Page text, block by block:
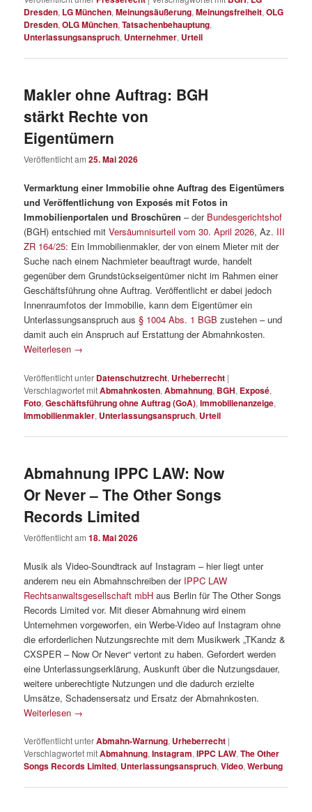
Dresden, LG München,Meinungsäußerung,Meinungsfreiheit,OLG
Dresden,OLG München,Tatsachenbehauptung,
Unterlassungsanspruch, Unternehmer, Urteil
Makler ohne Auftrag: BGH
stärkt Rechte von
Eigentümern
Veröffentlicht am25. Mai 2026
Vermarktung einer Immobilie ohne Auftrag des Eigentümers
und Veröffentlichung von Exposés mit Fotos in
Immobilienportalen und Broschüren – der Bundesgerichtshof
(BGH) entschied mitVersäumnisurteil vom 30. April 2026, Az. III
ZR 164/25: Ein Immobilienmakler, der von einem Mieter mit der
Suche nach einem Nachmieter beauftragt wurde, handelt
gegenüber dem Grundstückseigentümer nicht im Rahmen einer
Geschäftsführung ohne Auftrag. Veröffentlicht er dabei jedoch
Innenraumfotos der Immobilie, kann dem Eigentümer ein
Unterlassungsanspruch aus§ 1004 Abs. 1 BGB zustehen – und
damit auch ein Anspruch auf Erstattung der Abmahnkosten.
Weiterlesen →
Veröffentlicht unter Datenschutzrecht, Urheberrecht |
Verschlagwortet mitAbmahnkosten,Abmahnung, BGH, Exposé,
Foto,Geschäftsführung ohne Auftrag (GoA),Immobilienanzeige,
Immobilienmakler, Unterlassungsanspruch, Urteil
Abmahnung IPPC LAW: Now
Or Never – The Other Songs
Records Limited
Veröffentlicht am18. Mai 2026
Musik als Video-Soundtrack auf Instagram – hier liegt unter
anderem neu ein Abmahnschreiben der IPPC LAW
Rechtsanwaltsgesellschaft mbH aus Berlin für The Other Songs
Records Limited vor. Mit dieser Abmahnung wird einem
Unternehmen vorgeworfen, ein Werbe-Video auf Instagram ohne
die erforderlichen Nutzungsrechte mit dem Musikwerk „TKandz &
CXSPER – Now Or Never“ vertont zu haben. Gefordert werden
eine Unterlassungserklärung, Auskunft über die Nutzungsdauer,
weitere unberechtigte Nutzungen und die dadurch erzielte
Umsätze, Schadensersatz und Ersatz der Abmahnkosten.
Weiterlesen →
Veröffentlicht unterAbmahn-Warnung, Urheberrecht |
Verschlagwortet mitAbmahnung,Instagram,IPPC LAW,The Other
Songs Records Limited, Unterlassungsanspruch,Video,Werbung